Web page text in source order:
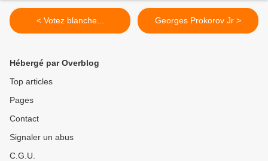
< Votez blanche... Georges Prokorov Jr >
Hébergé par Overblog
Top articles
Pages
Contact
Signaler un abus
C.G.U.